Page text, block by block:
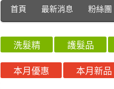
首頁 最新消息 粉絲團
洗髮精
護髮品
本月優惠
本月新品